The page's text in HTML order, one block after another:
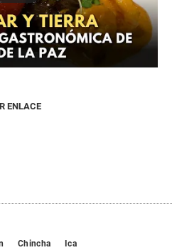
ENLACE
Chincha Ica